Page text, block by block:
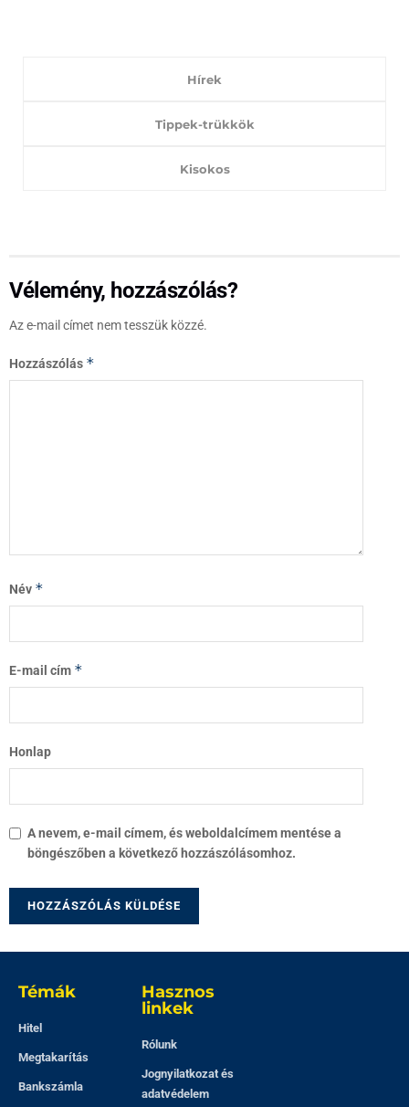
Hírek
Tippek-trükkök
Kisokos
Vélemény, hozzászólás?
Az e-mail címet nem tesszük közzé.
Hozzászólás *
Név *
E-mail cím *
Honlap
A nevem, e-mail címem, és weboldalcímem mentése a
böngészőben a következő hozzászólásomhoz.
Témák
Hitel
Megtakarítás
Bankszámla
Hasznos
linkek
Rólunk
Jognyilatkozat és
adatvédelem